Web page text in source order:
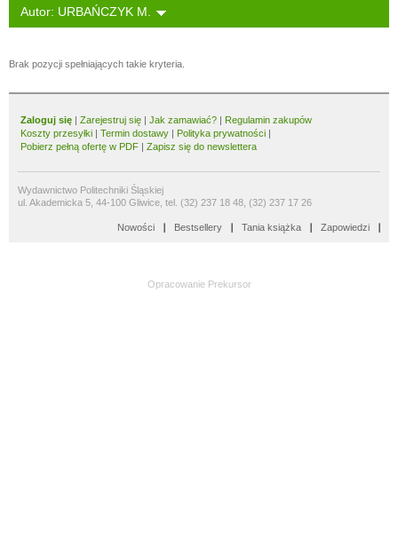
Autor: URBAŃCZYK M.
Brak pozycji spełniających takie kryteria.
Zaloguj się | Zarejestruj się | Jak zamawiać? | Regulamin zakupów
Koszty przesyłki | Termin dostawy | Polityka prywatności |
Pobierz pełną ofertę w PDF | Zapisz się do newslettera
Wydawnictwo Politechniki Śląskiej
ul. Akademicka 5, 44-100 Gliwice, tel. (32) 237 18 48, (32) 237 17 26
Nowości Bestsellery Tania książka Zapowiedzi
Opracowanie Prekursor